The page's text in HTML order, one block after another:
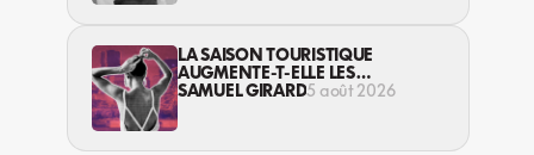
LA SAISON TOURISTIQUE
AUGMENTE-T-ELLE LES
VIOLENCES CONTRE LES
SAMUEL GIRARD5 août 2026